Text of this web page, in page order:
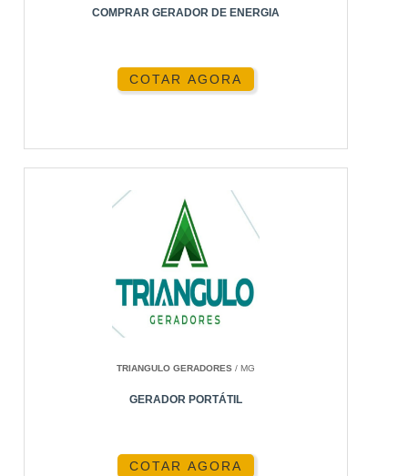
COMPRAR GERADOR DE ENERGIA
COTAR AGORA
TRIANGULO GERADORES / MG
GERADOR PORTÁTIL
COTAR AGORA